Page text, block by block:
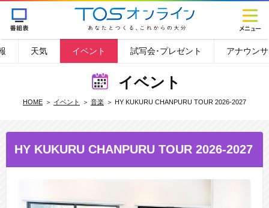
天気 イベント 試写会･プレゼント アナウン
イベント
HOME イベント 音楽 HY KUKURU CHANPURU TOUR 2026-2027
HY KUKURU CHANPURU TOUR 2026-2027